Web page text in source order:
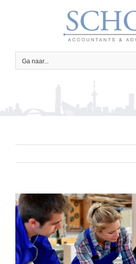
Ga naar...
Bekijk
grotere
afbeelding